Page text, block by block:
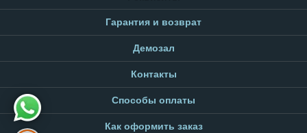
Гарантия и возврат
Демозал
Контакты
Способы оплаты
Как оформить заказ